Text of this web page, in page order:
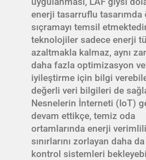
enerji tasarruflu
sıçramayı temsil
teknolojiler sadece enerji
azaltmakla kalmaz, aynı
daha fazla optimizasyon ve
iyileştirme için bilgi
değerli veri bilgileri de
Nesnelerin İnterneti (IoT)
devam ettikçe, temiz oda
ortamlarında enerji
sınırlarını zorlayan daha
kontrol sistemleri